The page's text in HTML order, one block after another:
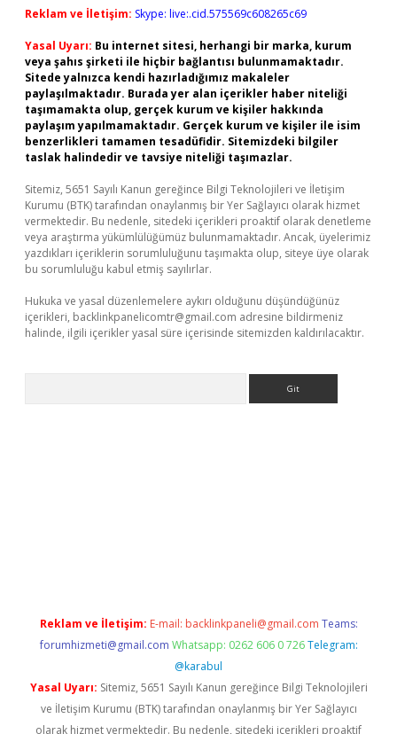
Reklam ve İletişim: Skype: live:.cid.575569c608265c69
Yasal Uyarı: Bu internet sitesi, herhangi bir marka, kurum
veya şahıs şirketi ile hiçbir bağlantısı bulunmamaktadır.
Sitede yalnızca kendi hazırladığımız makaleler
paylaşılmaktadır. Burada yer alan içerikler haber niteliği
taşımamakta olup, gerçek kurum ve kişiler hakkında
paylaşım yapılmamaktadır. Gerçek kurum ve kişiler ile isim
benzerlikleri tamamen tesadüfidir. Sitemizdeki bilgiler
taslak halindedir ve tavsiye niteliği taşımazlar.
Sitemiz, 5651 Sayılı Kanun gereğince Bilgi Teknolojileri ve İletişim
Kurumu (BTK) tarafından onaylanmış bir Yer Sağlayıcı olarak hizmet
vermektedir. Bu nedenle, sitedeki içerikleri proaktif olarak denetleme
veya araştırma yükümlülüğümüz bulunmamaktadır. Ancak, üyelerimiz
yazdıkları içeriklerin sorumluluğunu taşımakta olup, siteye üye olarak
bu sorumluluğu kabul etmiş sayılırlar.
Hukuka ve yasal düzenlemelere aykırı olduğunu düşündüğünüz
içerikleri, backlinkpanelicomtr@gmail.com adresine bildirmeniz
halinde, ilgili içerikler yasal süre içerisinde sitemizden kaldırılacaktır.
Reklam ve İletişim: E-mail: backlinkpaneli@gmail.com Teams:
forumhizmeti@gmail.com Whatsapp: 0262 606 0 726 Telegram:
@karabul
Yasal Uyarı: Sitemiz, 5651 Sayılı Kanun gereğince Bilgi Teknolojileri
ve İletişim Kurumu (BTK) tarafından onaylanmış bir Yer Sağlayıcı
olarak hizmet vermektedir. Bu nedenle, sitedeki içerikleri proaktif